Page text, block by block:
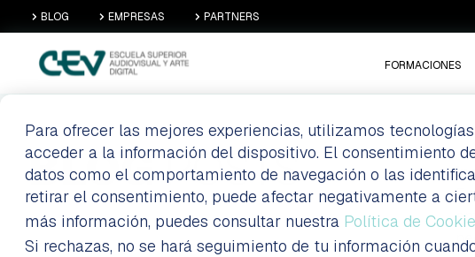
Para ofrecer las mejores experiencias, utilizamos
acceder a la información del dispositivo. El consentimiento
datos como el comportamiento de navegación o las
retirar el consentimiento, puede afectar negativamente a
más información, puedes consultar nuestra Política de
Si rechazas, no se hará seguimiento de tu información
BLOG EMPRESAS PARTNERS
FORMACIONES
BLOGPOSTS